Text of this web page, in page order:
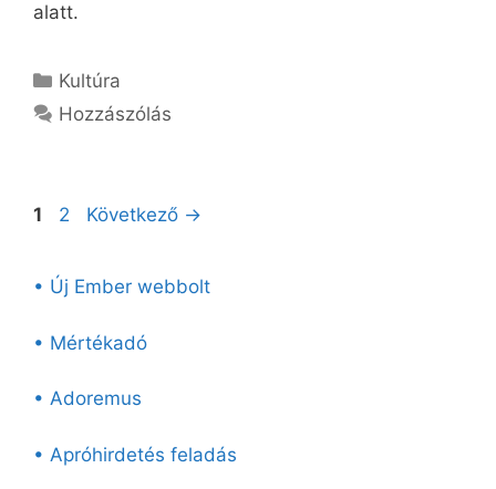
alatt.
Kategória
Kultúra
Hozzászólás
Oldal
1 Oldal
2 Következő →
• Új Ember webbolt
• Mértékadó
• Adoremus
• Apróhirdetés feladás